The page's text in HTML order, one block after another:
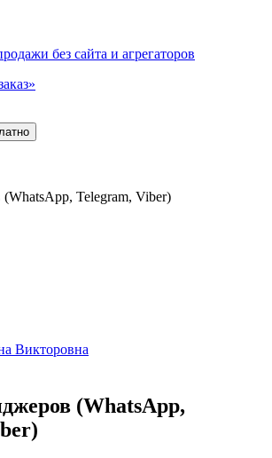
без сайта и агрегаторов
Telegram, Viber)
Викторовна
(WhatsApp,